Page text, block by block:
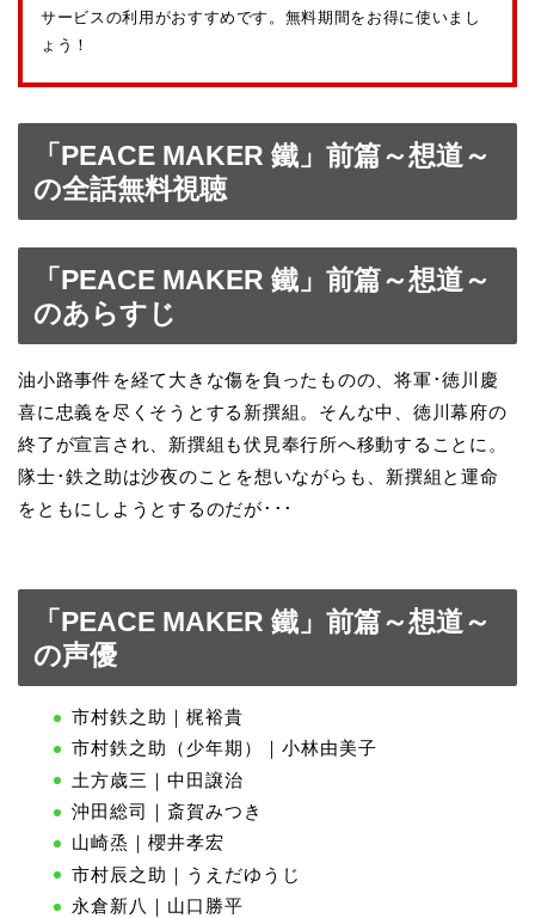
サービスの利用がおすすめです。無料期間をお得に使いまし
ょう！
「PEACE MAKER 鐵」前篇～想道～
の全話無料視聴
「PEACE MAKER 鐵」前篇～想道～
のあらすじ
油小路事件を経て大きな傷を負ったものの、将軍･徳川慶
喜に忠義を尽くそうとする新撰組。そんな中、徳川幕府の
終了が宣言され、新撰組も伏見奉行所へ移動することに。
隊士･鉄之助は沙夜のことを想いながらも、新撰組と運命
をともにしようとするのだが･･･
「PEACE MAKER 鐵」前篇～想道～
の声優
市村鉄之助｜梶裕貴
市村鉄之助（少年期）｜小林由美子
土方歳三｜中田譲治
沖田総司｜斎賀みつき
山崎烝｜櫻井孝宏
市村辰之助｜うえだゆうじ
永倉新八｜山口勝平